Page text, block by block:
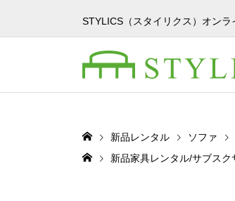
STYLICS（スタイリクス）オンラ
新品レンタル ソファ
新品家具レンタル/サブスク